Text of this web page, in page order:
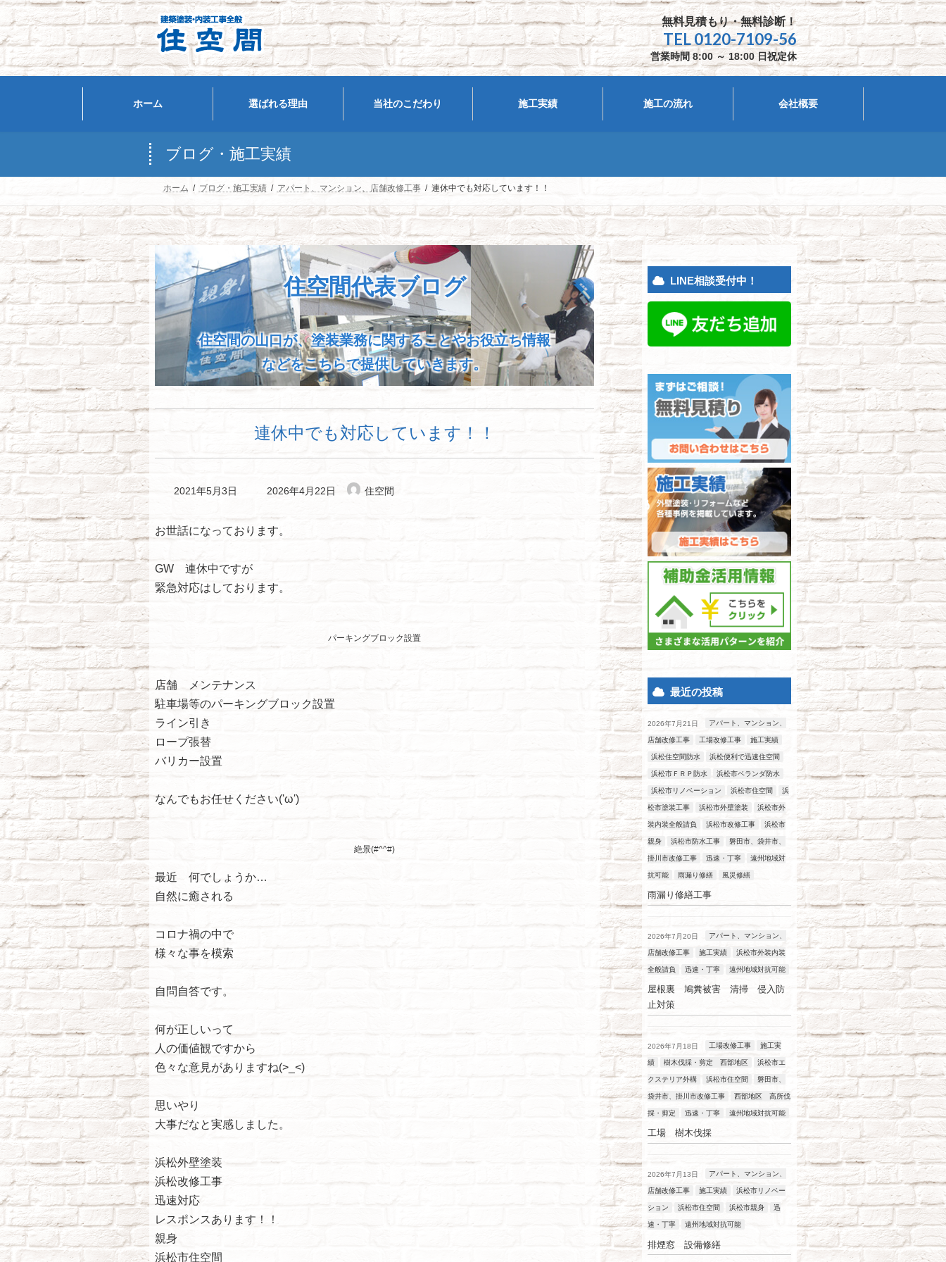
コ
ン
テ
ン
ツ
ナ
ビ
ゲ
ー
シ
無料見積もり・無料診断！
TEL0120-7109-56
営業時間 8:00 ～ 18:00 日祝定休
ホーム 選ばれる理由 当社のこだわり 施工実績 施工の流れ 会社概要
ブログ・施工実績
ホーム ブログ・施工実績 アパート、マンション、店舗改修工事 連休中でも対応しています！！
住空間代表ブログ
住空間の山口が、塗装業務に関することやお役立ち情報
などをこちらで提供していきます。
連休中でも対応しています！！
2021年5月3日
最
更
新
2026年4月22日 住空間
お世話になっております。
GW 連休中ですが
緊急対応はしております。
パーキングブロック設置
店舗 メンテナンス
駐車場等のパーキングブロック設置
ライン引き
ロープ張替
バリカー設置
なんでもお任せください('ω')
絶景(#^^#)
最近 何でしょうか…
自然に癒される
コロナ禍の中で
様々な事を模索
自問自答です。
何が正しいって
人の価値観ですから
色々な意見がありますね(>_<)
思いやり
大事だなと実感しました。
浜松外壁塗装
浜松改修工事
迅速対応
レスポンスあります！！
親身
浜松市住空間
LINE相談受付中！
最近の投稿
2026年7月21日 アパート、マンション、
店舗改修工事 工場改修工事 施工実績
浜松住空間防水 浜松便利で迅速住空間
浜松市ＦＲＰ防水 浜松市ベランダ防水
浜松市リノベーション 浜松市住空間 浜
松市塗装工事 浜松市外壁塗装 浜松市外
装内装全般請負 浜松市改修工事 浜松市
親身 浜松市防水工事 磐田市、袋井市、
掛川市改修工事 迅速・丁寧 遠州地域対
抗可能 雨漏り修繕 風災修繕
雨漏り修繕工事
2026年7月20日 アパート、マンション、
店舗改修工事 施工実績 浜松市外装内装
全般請負 迅速・丁寧 遠州地域対抗可能
屋根裏 鳩糞被害 清掃 侵入防
止対策
2026年7月18日 工場改修工事 施工実
績 樹木伐採・剪定 西部地区 浜松市エ
クステリア外構 浜松市住空間 磐田市、
袋井市、掛川市改修工事 西部地区 高所伐
採・剪定 迅速・丁寧 遠州地域対抗可能
工場 樹木伐採
2026年7月13日 アパート、マンション、
店舗改修工事 施工実績 浜松市リノベー
ション 浜松市住空間 浜松市親身 迅
速・丁寧 遠州地域対抗可能
排煙窓 設備修繕